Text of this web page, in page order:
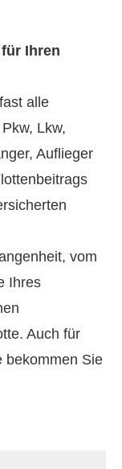
Ihren
alle
Lkw,
Auflieger
vom
Ihres
Auch für
bekommen Sie